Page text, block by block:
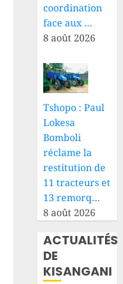
coordination
face aux …
8 août 2026
Tshopo : Paul
Lokesa
Bomboli
réclame la
restitution de
11 tracteurs et
13 remorq…
8 août 2026
ACTUALITÉS
DE
KISANGANI